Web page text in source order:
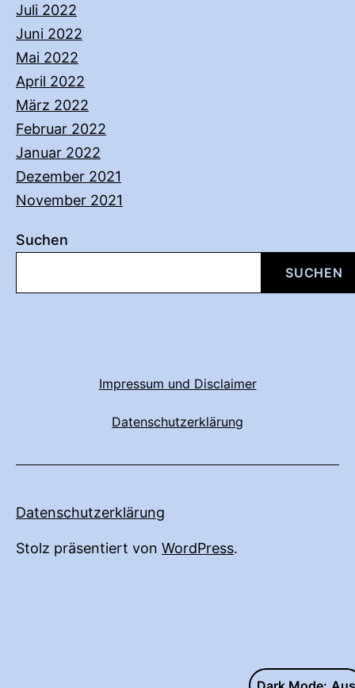
Juli 2022
Juni 2022
Mai 2022
April 2022
März 2022
Februar 2022
Januar 2022
Dezember 2021
November 2021
Suchen
SUCHEN
Impressum und Disclaimer
Datenschutzerklärung
Datenschutzerklärung
Stolz präsentiert von WordPress.